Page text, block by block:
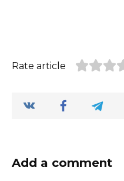
Rate article
Add a comment